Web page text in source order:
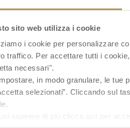
sito web utilizza i cookie
i cookie per personalizzare
traffico. Per accettare tutti i
necessari".
in modo granulare, le tue
selezionati”. Cliccando sul
saperne di più clicca
qui per